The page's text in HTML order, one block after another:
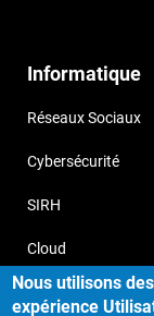
Informatique
Réseaux Sociaux
Cybersécurité
SIRH
Cloud
Nous utilisons
expérience